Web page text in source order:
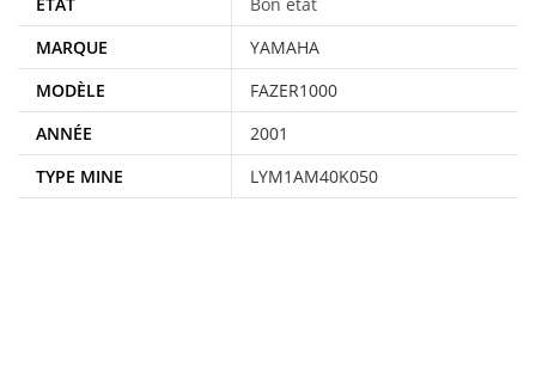
MARQUE
YAMAHA
MODÈLE
FAZER1000
ANNÉE
2001
TYPE MINE
LYM1AM40K050